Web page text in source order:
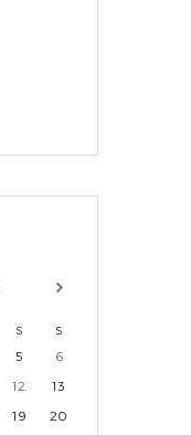
S S
5
6
12
13
19
20